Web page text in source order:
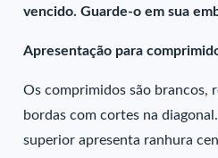
vencido. Guarde-o em sua
Apresentação para
Os comprimidos são brancos,
bordas com cortes na
superior apresenta ranhura